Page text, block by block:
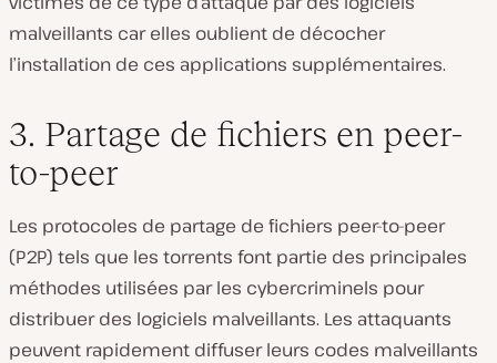
malveillants car elles oublient de décocher
l’installation de ces applications supplémentaires.
3. Partage de fichiers en peer-
to-peer
Les protocoles de partage de fichiers peer-to-peer
(P2P) tels que les torrents font partie des principales
méthodes utilisées par les cybercriminels pour
distribuer des logiciels malveillants. Les attaquants
peuvent rapidement diffuser leurs codes malveillants